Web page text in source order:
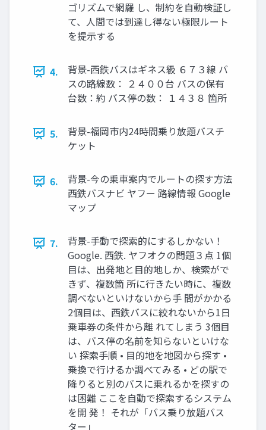
ゴリズムで網羅 し、制約を自動検証し
て、人間では到達し得ない極限ルート
を提示する
4.
背景-西鉄バスはギネス級 ６７３線 バ
スの路線数： ２４００台 バスの保有
台数：約 バス停の数： １４３８ 箇所
5.
背景-福岡市内24時間乗り放題バスチ
ケット
6.
背景-今の乗車案内でルートの探す方法
西鉄バスナビ ヤフー 路線情報 Google
マップ
7.
背景-手動で探索的にするしかない！
Google. 西鉄. ヤフオクの問題３点 1個
目は、出発地と目的地しか、検索がで
きず、複数箇 所に行きたい時に、複数
調べないといけないから手 間がかかる
2個目は、西鉄バスに絞れないから1日
乗車券の条件から離 れてしまう 3個目
は、バス停の名前を知らないといけな
い 探索手順 • 目的地を地図から探す •
乗換で行けるか調べてみる • どの駅で
降りると別のバスに乗れるかを探すの
は困難 ここを自動で探索するシステム
を開 発！ それが「バス乗り放題バス
ター」